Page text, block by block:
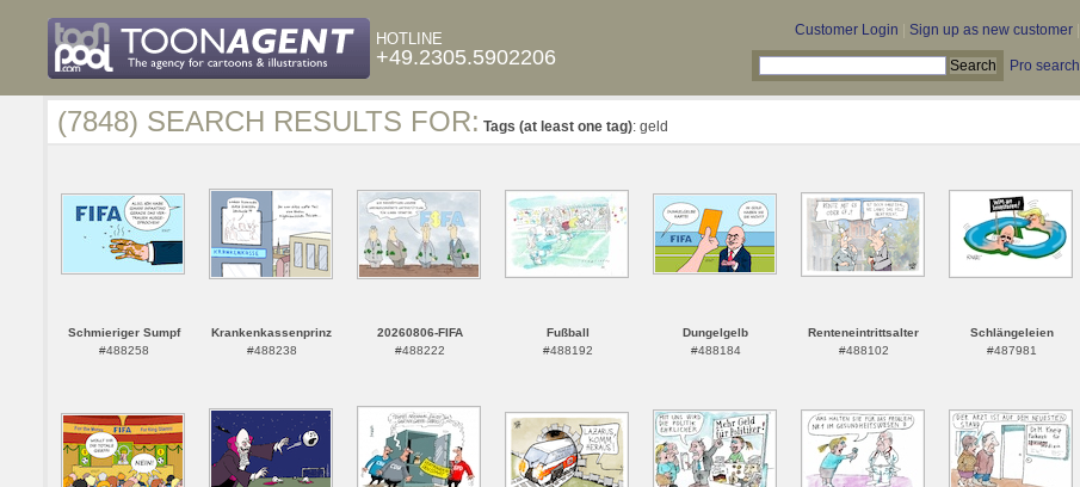
HOTLINE
+49.2305.5902206
Customer Login Sign up as new customer|
Pro search
(7848) SEARCH RESULTS FOR: Tags (at least one tag): geld
Schmieriger Sumpf
#488258
Krankenkassenprinz
#488238
20260806-FIFA
#488222
Fußball
#488192
Dungelgelb
#488184
Renteneintrittsalter
#488102
Schlängeleien
#487981